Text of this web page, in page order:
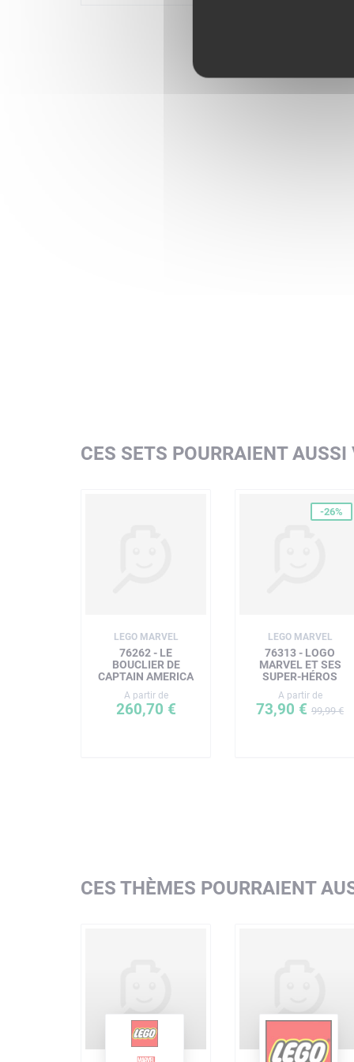
CES SETS POURRAIENT
LEGO MARVEL
76262 - LE
BOUCLIER DE
CAPTAIN AMERICA
A partir de
260,70 €
-26%
LEGO MARVEL
76313 - LOGO
MARVEL ET SES
SUPER-HÉROS
A partir de
73,90 € 99,99 €
CES THÈMES POURRAIENT